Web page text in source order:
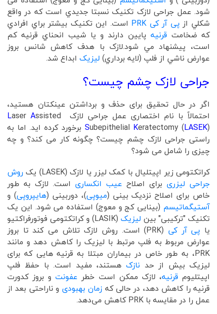
شود. عمل جراحی لازک تکنيک نسبتا جديدي است که در واقع
شکلي از پی آر کی
است. اين تکنيک بيشتر براي افرادي
که ضخامت قرنيه پايين دارند و يا شيب انحناي قرنيه کم
است، پيشنهاد مي شود.لازک با هدف کاهش شانس بروز
عوارض ناشي از فلپ (لايه برداري)ليزيک ابداع شد.
جراحی لازک چشم چیست؟
اگر در حال تحقیق برای حذف و برداشتن عینکتان هستید،
احتمالاً با نام اختصاری عمل جراحی لازک
Laser Assisted
Subepithelial Keratectomy (LASEK
) برخورد کرده اید. اما به
راستی جراحی لازک چشم چیست؟ چگونه کار می کند؟ و چه
چیزی را شامل می شود؟
کراتکتومی زیر اپیتلیال با کمک لیزر یا لازک (LASEK) یک
روش
جراحی لیزری برای اصلاح عیب انکساری است. لازک به طور
خاص برای اصلاح نزدیک بینی (میوپی)، دوربینی (هایپروپی) و
آستیگماتیسم (بینایی کج و معوج) استفاده می شود. این یک
تکنیک "ترکیبی" بین لیزیک
(LASIK) و کراتکتومی فوتورفراکتیو
یا پی آر کی
(PRK) است. روش لازک تلاش می کند تا بروز
عوارض مربوط به فلپ مرتبط با لیزیک را کاهش دهد و مانند
PRK، به طور خاص در بیماران مبتلا به قرنیه هایی که برای
لیزیک بیش از حد نازکهستند، مفید است. با حفظ فلپ
اپیتلیوم قرنیه، لازک ممکن است خطر عفونتو بروز کدورت
قرنیه را کاهش دهد، در حالی که زمان بهبودی و ناراحتی بعد از
عمل را در مقایسه با PRK کاهش می‌دهد.